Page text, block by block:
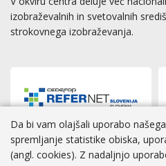
izobraževalnih in svetovalnih
strokovnega izobraževanja.
Da bi vam olajšali uporabo
spremljanje statistike obiska,
(angl. cookies). Z nadaljnjo